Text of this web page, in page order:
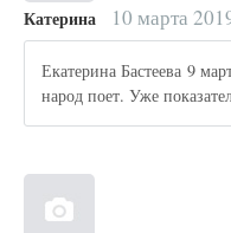
Катерина 10 марта
Екатерина Бастеева 9
народ поет. Уже